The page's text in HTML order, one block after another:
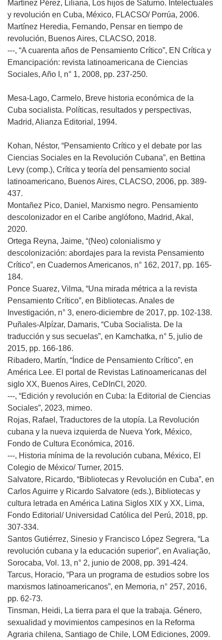
Martínez Pérez, Liliana, Los hijos de Saturno. Intelectuales
y revolución en Cuba, México, FLACSO/ Porrúa, 2006.
Martínez Heredia, Fernando, Pensar en tiempo de
revolución, Buenos Aires, CLACSO, 2018.
---, “A cuarenta años de Pensamiento Crítico”, EN Crítica y
Emancipación: revista latinoamericana de Ciencias
Sociales, Año I, n° 1, 2008, pp. 237-250.
Mesa-Lago, Carmelo, Breve historia económica de la
Cuba socialista. Políticas, resultados y perspectivas,
Madrid, Alianza Editorial, 1994.
Kohan, Néstor, “Pensamiento Crítico y el debate por las
Ciencias Sociales en la Revolución Cubana”, en Bettina
Levy (comp.), Crítica y teoría del pensamiento social
latinoamericano, Buenos Aires, CLACSO, 2006, pp. 389-
437.
Montañez Pico, Daniel, Marxismo negro. Pensamiento
descolonizador en el Caribe anglófono, Madrid, Akal,
2020.
Ortega Reyna, Jaime, “(Neo) colonialismo y
descolonización: abordajes para la revista Pensamiento
Crítico”, en Cuadernos Americanos, n° 162, 2017, pp. 165-
184.
Ponce Suarez, Vilma, “Una mirada métrica a la revista
Pensamiento Crítico”, en Bibliotecas. Anales de
Investigación, n° 3, enero-diciembre de 2017, pp. 102-138.
Puñales-Alpízar, Damaris, “Cuba Socialista. De la
traducción y sus secuelas”, en Kamchatka, n° 5, julio de
2015, pp. 166-186.
Ribadero, Martín, “Índice de Pensamiento Crítico”, en
América Lee. El portal de Revistas Latinoamericanas del
siglo XX, Buenos Aires, CeDInCI, 2020.
---, “Edición y revolución en Cuba: la Editorial de Ciencias
Sociales”, 2023, mimeo.
Rojas, Rafael, Traductores de la utopía. La Revolución
cubana y la nueva izquierda de Nueva York, México,
Fondo de Cultura Económica, 2016.
---, Historia mínima de la revolución cubana, México, El
Colegio de México/ Turner, 2015.
Salvatore, Ricardo, “Bibliotecas y Revolución en Cuba”, en
Carlos Aguirre y Ricardo Salvatore (eds.), Bibliotecas y
cultura letrada en América Latina Siglos XIX y XX, Lima,
Fondo Editorial/ Universidad Católica del Perú, 2018, pp.
307-334.
Santos Gutiérrez, Sinesio y Francisco López Segrera, “La
revolución cubana y la educación superior”, en Avaliação,
Sorocaba, Vol. 13, n° 2, junio de 2008, pp. 391-424.
Tarcus, Horacio, “Para un programa de estudios sobre los
marxismos latinoamericanos”, en Memoria, n° 257, 2016,
pp. 62-73.
Tinsman, Heidi, La tierra para el que la trabaja. Género,
sexualidad y movimientos campesinos en la Reforma
Agraria chilena, Santiago de Chile, LOM Ediciones, 2009.